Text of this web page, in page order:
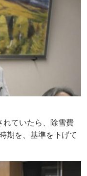
れていたら、除雪費
期を、基準を下げて